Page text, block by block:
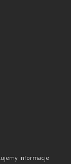
informacje